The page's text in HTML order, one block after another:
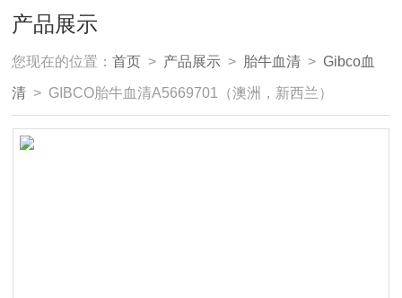
产品展示
您现在的位置：首页 > 产品展示 > 胎牛血清 >Gibco血
清 > GIBCO胎牛血清A5669701（澳洲，新西兰）